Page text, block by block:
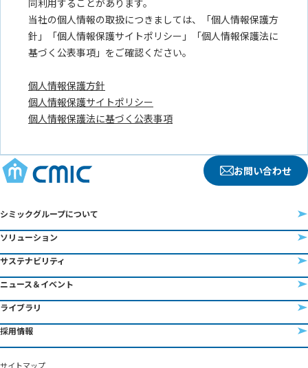
お問い合わせ
シミックグループについて
ソリューション
サステナビリティ
ニュース＆イベント
ライブラリ
採用情報
サイトマップ